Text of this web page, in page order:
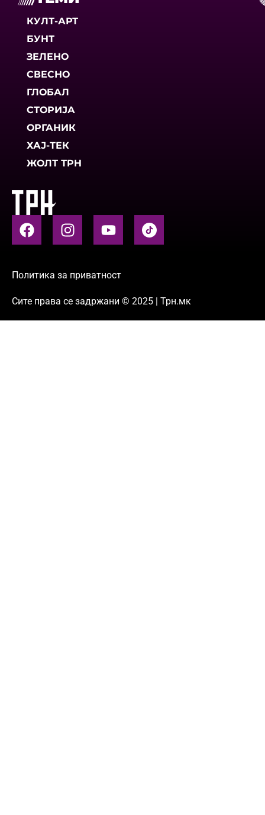
КУЛТ-АРТ
БУНТ
ЗЕЛЕНО
СВЕСНО
ГЛОБАЛ
СТОРИЈА
ОРГАНИК
ХАЈ-ТЕК
ЖОЛТ ТРН
Политика за приватност
Сите права се задржани © 2025 | Трн.мк